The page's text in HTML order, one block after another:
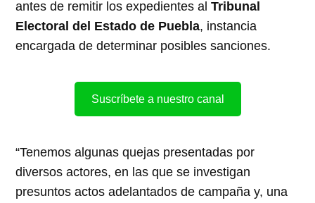
antes de remitir los expedientes alTribunal
Electoral del Estado de Puebla, instancia
encargada de determinar posibles sanciones.
Suscríbete a nuestro canal
“Tenemos algunas quejas presentadas por
diversos actores, en las que se investigan
presuntos actos adelantados de campaña y, una